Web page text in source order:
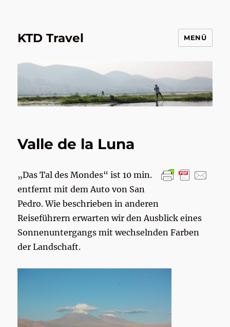
KTD Travel MENÜ
Valle de la Luna
„Das Tal des Mondes“ ist 10 min.
entfernt mit dem Auto von San
Pedro. Wie beschrieben in anderen
Reiseführern erwarten wir den Ausblick eines
Sonnenuntergangs mit wechselnden Farben
der Landschaft.